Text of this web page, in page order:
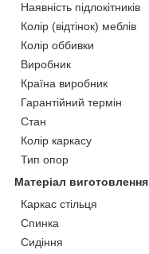
Наявність підлокітників
Колір (відтінок) меблів
Колір оббивки
Виробник
Країна виробник
Гарантійний термін
Стан
Колір каркасу
Тип опор
Матеріал виготовлення
Каркас стільця
Спинка
Сидіння